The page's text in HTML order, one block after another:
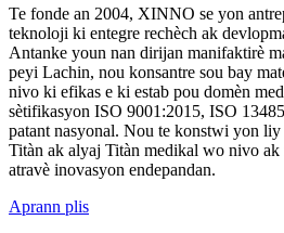
Te fonde an 2004, XINNO se yon
teknoloji ki entegre rechèch ak
Antanke youn nan dirijan manifaktirè
peyi Lachin, nou konsantre sou bay
nivo ki efikas e ki estab pou domèn
sètifikasyon ISO 9001:2015, ISO
patant nasyonal. Nou te konstwi yon
Titàn ak alyaj Titàn medikal wo nivo ak
atravè inovasyon endepandan.
Aprann plis